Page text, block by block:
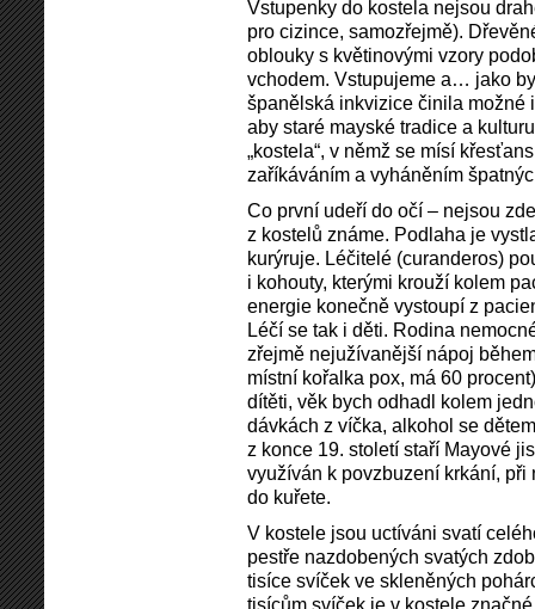
Vstupenky do kostela nejsou
pro cizince, samozřejmě).
oblouky s květinovými vzory
vchodem. Vstupujeme a… jako
španělská inkvizice činila možné
aby staré mayské tradice a
„kostela“, v němž se mísí
zaříkáváním a vyháněním
Co první udeří do očí – nejsou
z kostelů známe. Podlaha je
kurýruje. Léčitelé (curanderos)
i kohouty, kterými krouží kolem
energie konečně vystoupí z
Léčí se tak i děti. Rodina
zřejmě nejužívanější nápoj
místní kořalka pox, má 60
dítěti, věk bych odhadl kolem
dávkách z víčka, alkohol se
z konce 19. století staří Mayové
využíván k povzbuzení krkání,
do kuřete.
V kostele jsou uctíváni svatí
pestře nazdobených svatých
tisíce svíček ve skleněných
tisícům svíček je v kostele